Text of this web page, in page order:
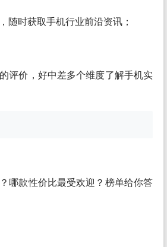
随时获取手机行业前沿资讯；
评价，好中差多个维度了解手机实
哪款性价比最受欢迎？榜单给你答